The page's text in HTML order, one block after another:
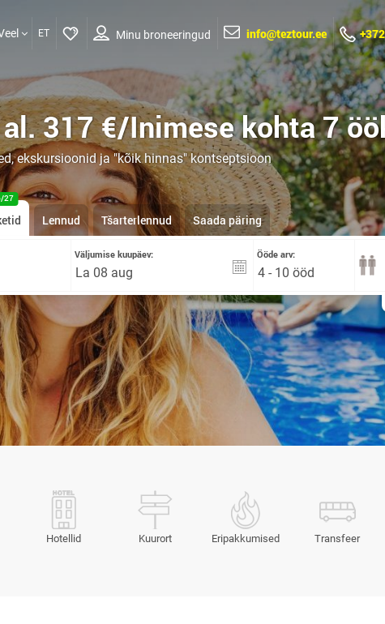
ET Minu broneeringud info@teztour.ee
al.317 €/Inimese kohta7
ekskursioonid ja "kõik hinnas" kontseptsioon
27
Lennud Tšarterlennud Saada päring
Väljumise kuupäev: Ööde arv:
4 - 10 ööd
Hotellid Kuurort Eripakkumised Transfeer